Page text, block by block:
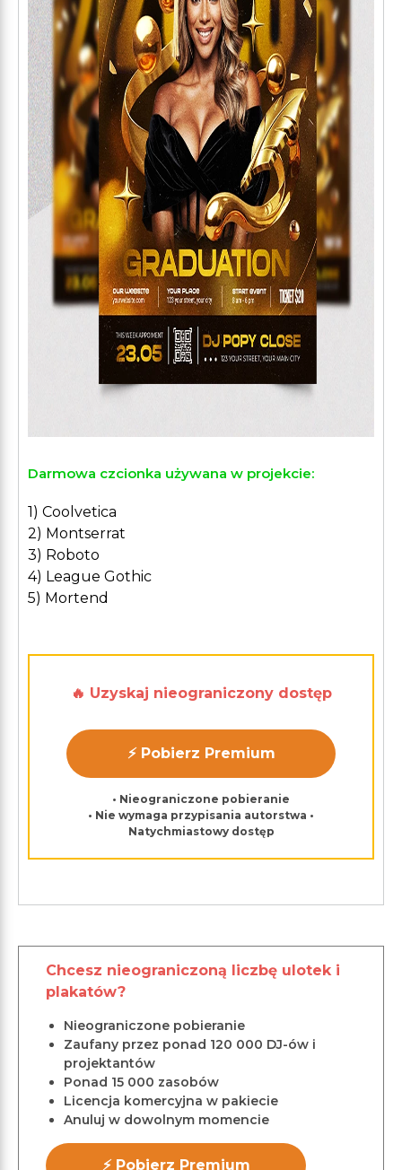
Darmowa czcionka używana w projekcie:
1) Coolvetica
2) Montserrat
3) Roboto
4) League Gothic
5) Mortend
🔥 Uzyskaj nieograniczony dostęp
⚡ Pobierz Premium
• Nieograniczone pobieranie
• Nie wymaga przypisania autorstwa •
Natychmiastowy dostęp
Chcesz nieograniczoną liczbę ulotek i
plakatów?
Nieograniczone pobieranie
Zaufany przez ponad 120 000 DJ-ów i
projektantów
Ponad 15 000 zasobów
Licencja komercyjna w pakiecie
Anuluj w dowolnym momencie
⚡ Pobierz Premium